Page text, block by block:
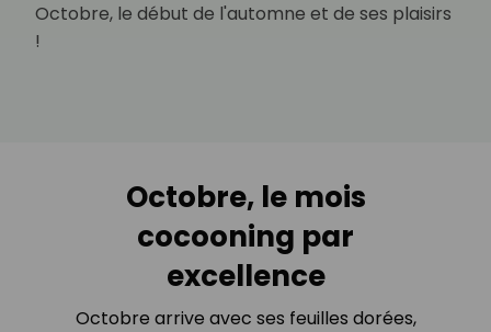
Octobre, le début de l'automne et de ses plaisirs
!
Octobre, le mois
cocooning par
excellence
Octobre arrive avec ses feuilles dorées,